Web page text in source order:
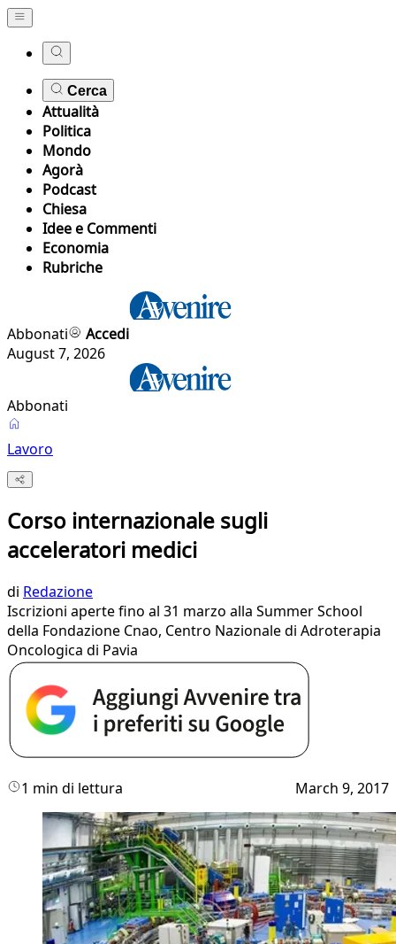
Cerca
Attualità
Politica
Mondo
Agorà
Podcast
Chiesa
Idee e Commenti
Economia
Rubriche
Abbonati
Accedi
August 7, 2026
Abbonati
Lavoro
Corso internazionale sugli
acceleratori medici
di Redazione
Iscrizioni aperte fino al 31 marzo alla Summer School
della Fondazione Cnao, Centro Nazionale di Adroterapia
Oncologica di Pavia
1 min di lettura March 9, 2017